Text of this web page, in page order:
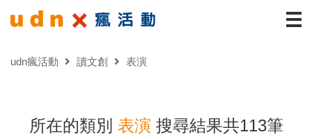
udn瘋活動 讀文創 表演
所在的類別 表演 搜尋結果共113筆